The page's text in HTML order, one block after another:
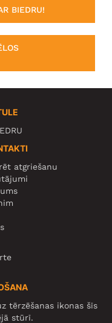
BIEDRU!
atgriešanu
tērzēšanas ikonas šīs
stūrī.